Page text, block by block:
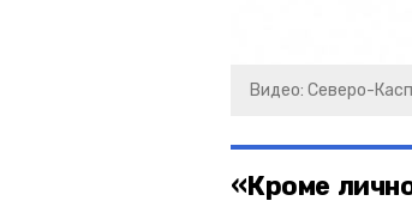
Видео: Северо-
«Кроме